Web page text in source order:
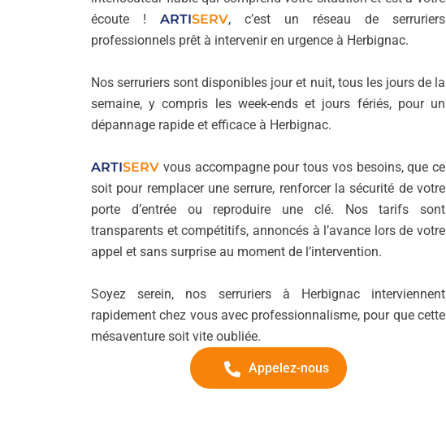
écoute ! ARTISERV, c’est un réseau de serruriers
professionnels prêt à intervenir en urgence à Herbignac.
Nos serruriers sont disponibles jour et nuit, tous les jours de la
semaine, y compris les week-ends et jours fériés, pour un
dépannage rapide et efficace à Herbignac.
ARTISERV vous accompagne pour tous vos besoins, que ce
soit pour remplacer une serrure, renforcer la sécurité de votre
porte d’entrée ou reproduire une clé. Nos tarifs sont
transparents et compétitifs, annoncés à l’avance lors de votre
appel et sans surprise au moment de l’intervention.
Soyez serein, nos serruriers à Herbignac interviennent
rapidement chez vous avec professionnalisme, pour que cette
mésaventure soit vite oubliée.
Appelez-nous